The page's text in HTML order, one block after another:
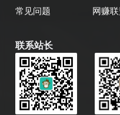
常见问题
网赚
联系站长